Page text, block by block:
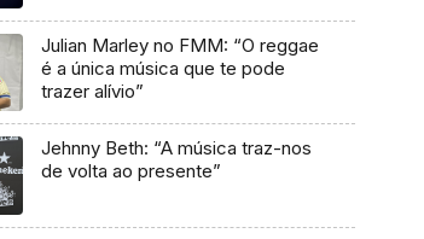
Julian Marley no FMM: “O reggae
é a única música que te pode
trazer alívio”
Jehnny Beth: “A música traz-nos
de volta ao presente”